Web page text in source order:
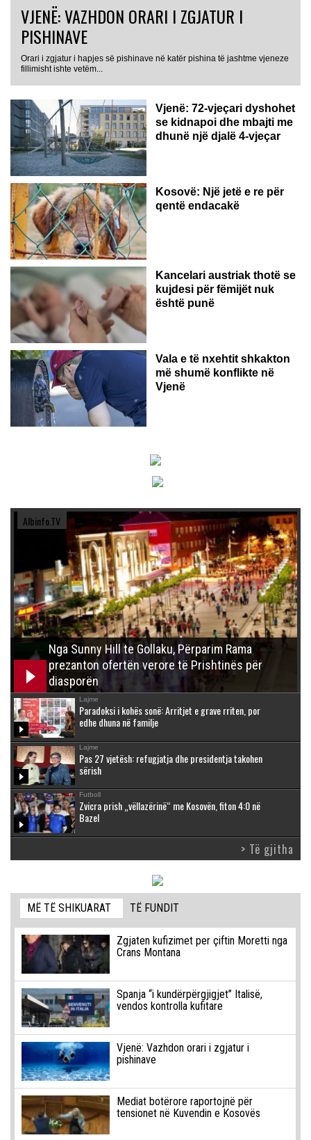
VJENË: VAZHDON ORARI I ZGJATUR I
PISHINAVE
Orari i zgjatur i hapjes së pishinave në katër pishina të jashtme vjeneze
fillimisht ishte vetëm...
Vjenë: 72-vjeçari dyshohet
se kidnapoi dhe mbajti me
dhunë një djalë 4-vjeçar
Kosovë: Një jetë e re për
qentë endacakë
Kancelari austriak thotë se
kujdesi për fëmijët nuk
është punë
Vala e të nxehtit shkakton
më shumë konflikte në
Vjenë
Albinfo.TV
Nga Sunny Hill te Gollaku, Përparim Rama
prezanton ofertën verore të Prishtinës për
diasporën
Lajme
Paradoksi i kohës sonë: Arritjet e grave rriten, por
edhe dhuna në familje
Lajme
Pas 27 vjetësh: refugjatja dhe presidentja takohen
sërish
Futboll
Zvicra prish „vëllazërinë“ me Kosovën, fiton 4:0 në
Bazel
> Të gjitha
MË TË SHIKUARAT TË FUNDIT
Zgjaten kufizimet per çiftin Moretti nga
Crans Montana
Spanja “i kundërpërgjigjet” Italisë,
vendos kontrolla kufitare
Vjenë: Vazhdon orari i zgjatur i
pishinave
Mediat botërore raportojnë për
tensionet në Kuvendin e Kosovës